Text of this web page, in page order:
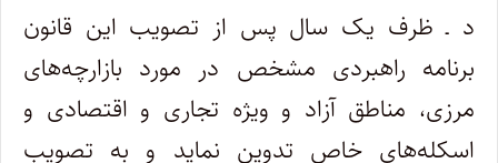
د ـ ظرف یک سال پس از تصویب این قانون
برنامه راهبردی مشخص در مورد بازارچه‌های
مرزی، مناطق آزاد و ویژه تجاری و اقتصادی و
اسکله‌های خاص تدوین نماید و به تصویب